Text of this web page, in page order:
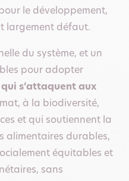
le développement,
largement défaut.
du système, et un
pour adopter
s’attaquent aux
à la biodiversité,
et qui soutiennent la
alimentaires durables,
équitables et
sans